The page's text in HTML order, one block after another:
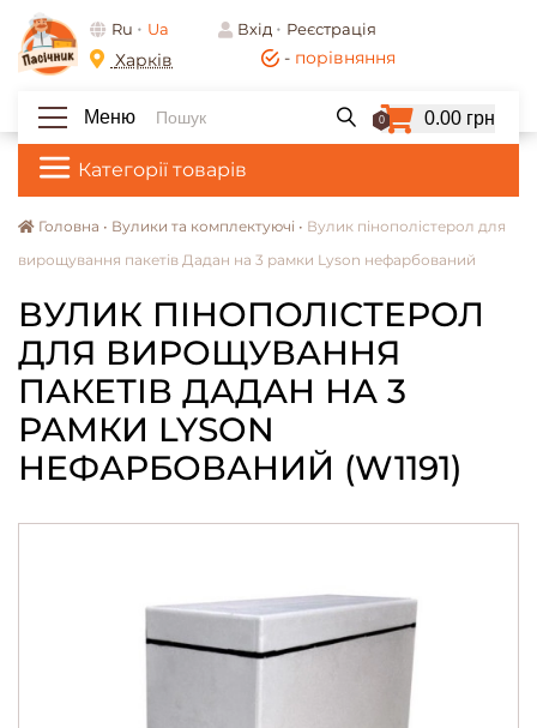
- порівняння
Ru Ua Вхід Реєстрація
Харків
Категорії товарів
Меню 0 0.00 грн
Головна • Вулики та комплектуючі • Вулик пінополістерол для
вирощування пакетів Дадан на 3 рамки Lyson нефарбований
ВУЛИК ПІНОПОЛІСТЕРОЛ
ДЛЯ ВИРОЩУВАННЯ
ПАКЕТІВ ДАДАН НА 3
РАМКИ LYSON
НЕФАРБОВАНИЙ (W1191)